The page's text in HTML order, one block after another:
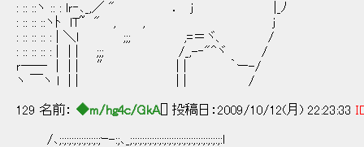
: :: ::ヽ :: : lｒ‐､_,／ " ． j |_ﾉ
: :: :: ::ヽﾄ lT~ " , , j
: :: :: :: : | ＼l ;;; ,=＝ヾ、 /
: :: :: :: : | | | ;;; /_,-‐"^ヾ /
ｒ―― | | | ″ | | ｀ー-/
ヽ ￣ヽ l | | | | /
129 名前： ◆m/hg4c/GkA[] 投稿日：2009/10/12(月) 22:23:33
/､;:;:;:;:;:;:;:;:;ｰ-:;､_;:;:;:;:;:;:;:;:;:;:;:;:;:;:;:;:;:;:;:l